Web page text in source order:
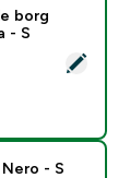
cerniera
borg
- S
- S